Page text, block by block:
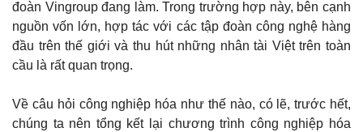
đoàn Vingroup đang làm. Trong trường hợp này, bên cạnh
nguồn vốn lớn, hợp tác với các tập đoàn công nghệ hàng
đầu trên thế giới và thu hút những nhân tài Việt trên toàn
cầu là rất quan trọng.
Về câu hỏi công nghiệp hóa như thế nào, có lẽ, trước hết,
chúng ta nên tổng kết lại chương trình công nghiệp hóa